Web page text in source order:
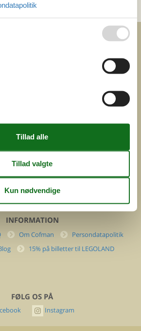
Danmark
Cofman.com
(+45) 7877 0427
info@cofman.com
INFORMATION
Om Cofman
Persondatapolitik
15% på billetter til LEGOLAND
FØLG OS PÅ
Instagram